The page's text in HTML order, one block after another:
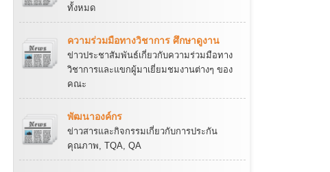
ทั้งหมด
ความร่วมมือทางวิชาการ ศึกษาดูงาน
ข่าวประชาสัมพันธ์เกี่ยวกับความร่วมมือทาง
วิชาการและแขกผู้มาเยี่ยมชมงานต่างๆ ของ
คณะ
พัฒนาองค์กร
ข่าวสารและกิจกรรมเกี่ยวกับการประกัน
คุณภาพ, TQA, QA